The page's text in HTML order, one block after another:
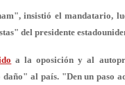
", insistió el mandatario,
del presidente
a la oposición y al
al país. "Den un paso